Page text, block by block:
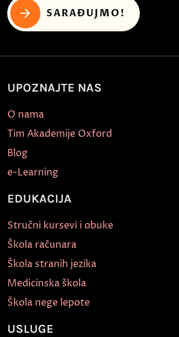
SARAĐUJMO!
UPOZNAJTE NAS
O nama
Tim Akademije Oxford
Blog
e-Learning
EDUKACIJA
Stručni kursevi i obuke
Škola računara
Škola stranih jezika
Medicinska škola
Škola nege lepote
USLUGE